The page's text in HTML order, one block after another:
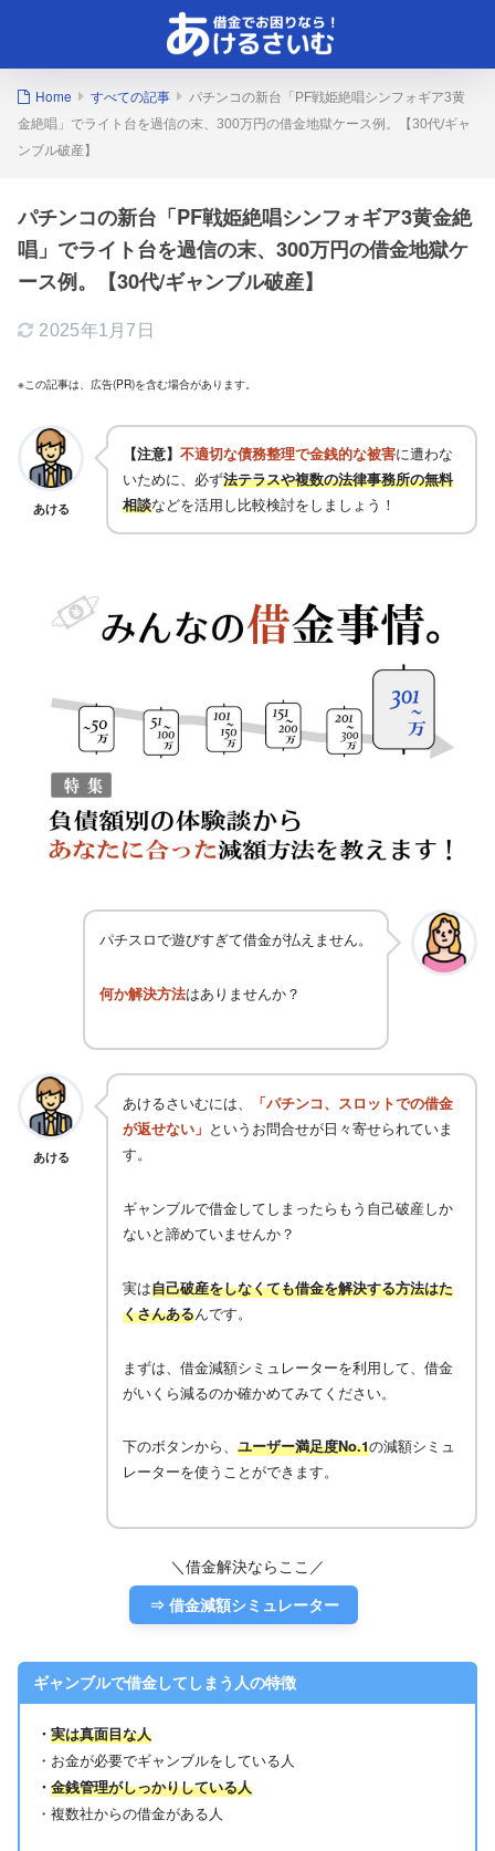
Home すべての記事
パチンコの新台「PF戦姫絶唱シンフォギア3黄
金絶唱」でライト台を過信の末、300万円の借金地獄ケース例。【30代/ギャ
ンブル破産】
パチンコの新台「PF戦姫絶唱シンフォギア3黄金絶
唱」でライト台を過信の末、300万円の借金地獄ケ
ース例。【30代/ギャンブル破産】
2025年1月7日
※この記事は、広告(PR)を含む場合があります。
あける
【注意】 不適切な債務整理で金銭的な被害に遭わな
いために、必ず法テラスや複数の法律事務所の無料
相談などを活用し比較検討をしましょう！
パチスロで遊びすぎて借金が払えません。
何か解決方法はありませんか？
あける
あけるさいむには、
「パチンコ、スロットでの借金
が返せない」 というお問合せが日々寄せられていま
す。
ギャンブルで借金してしまったらもう自己破産しか
ないと諦めていませんか？
実は自己破産をしなくても借金を解決する方法はた
くさんあるんです。
まずは、借金減額シミュレーターを利用して、借金
がいくら減るのか確かめてみてください。
下のボタンから、 ユーザー満足度No.1の減額シミュ
レーターを使うことができます。
＼借金解決ならここ／
⇒ 借金減額シミュレーター
ギャンブルで借金してしまう人の特徴
・ 実は真面目な人
・お金が必要でギャンブルをしている人
・ 金銭管理がしっかりしている人
・複数社からの借金がある人